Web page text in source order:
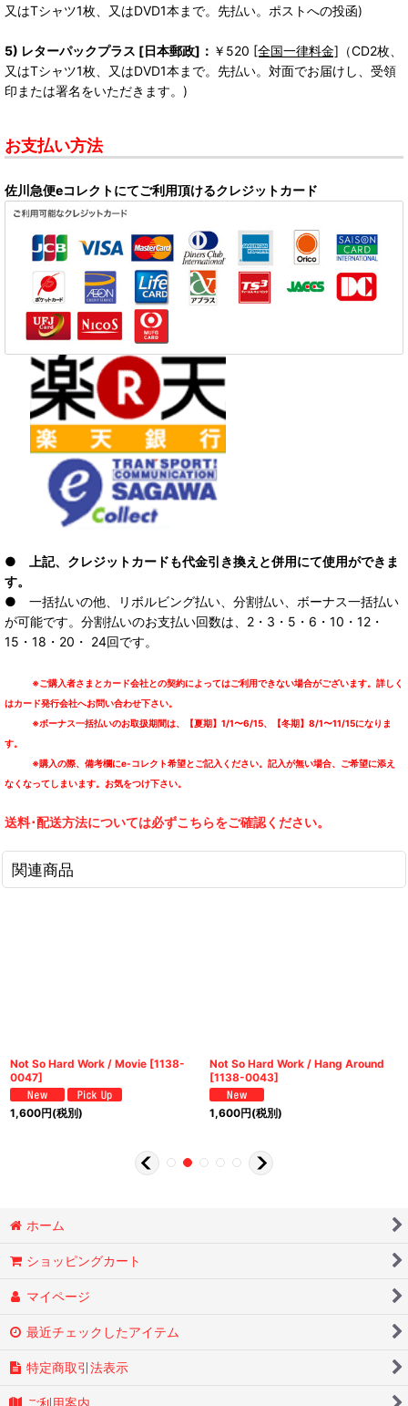
又はTシャツ1枚、又はDVD1本まで。先払い。ポストへの投函)
5) レターパックプラス [日本郵政]： ￥520 [全国一律料金] （CD2枚、
又はTシャツ1枚、又はDVD1本まで。先払い。対面でお届けし、受領
印または署名をいただきます。)
お支払い方法
佐川急便eコレクトにてご利用頂けるクレジットカード
● 上記、クレジットカードも代金引き換えと併用にて使用ができま
す。
● 一括払いの他、リボルビング払い、分割払い、ボーナス一括払い
が可能です。分割払いのお支払い回数は、2・3・5・6・10・12・
15・18・20・ 24回です。
※ご購入者さまとカード会社との契約によってはご利用できない場合がございます。詳しく
はカード発行会社へお問い合わせ下さい。
※ボーナス一括払いのお取扱期間は、【夏期】1/1〜6/15、【冬期】8/1〜11/15になりま
す。
※購入の際、備考欄にe-コレクト希望とご記入ください。記入が無い場合、ご希望に添え
なくなってしまいます。お気をつけ下さい。
送料･配送方法については必ずこちらをご確認ください。
関連商品
Not So Hard Work / Movie [1138-
0047]
1,600円(税別)
Not So Hard Work / Hang Around
[1138-0043]
1,600円(税別)
ホーム
ショッピングカート
マイページ
最近チェックしたアイテム
特定商取引法表示